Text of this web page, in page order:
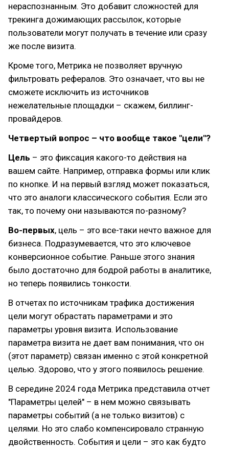
нераспознанным. Это добавит сложностей для
трекинга дожимающих рассылок, которые
пользователи могут получать в течение или сразу
же после визита.
Кроме того, Метрика не позволяет вручную
фильтровать рефералов. Это означает, что вы не
сможете исключить из источников
нежелательные площадки – скажем, биллинг-
провайдеров.
Четвертый вопрос – что вообще такое "цели"?
Цель – это фиксация какого-то действия на
вашем сайте. Например, отправка формы или клик
по кнопке. И на первый взгляд может показаться,
что это аналоги классического события. Если это
так, то почему они называются по-разному?
Во-первых, цель – это все-таки нечто важное для
бизнеса. Подразумевается, что это ключевое
конверсионное событие. Раньше этого знания
было достаточно для бодрой работы в аналитике,
но теперь появились тонкости.
В отчетах по источникам трафика достижения
цели могут обрастать параметрами и это
параметры уровня визита. Использование
параметра визита не дает вам понимания, что он
(этот параметр) связан именно с этой конкретной
целью. Здорово, что у этого появилось решение.
В середине 2024 года Метрика представила отчет
"Параметры целей" – в нем можно связывать
параметры событий (а не только визитов) с
целями. Но это слабо компенсировало странную
двойственность. События и цели – это как будто